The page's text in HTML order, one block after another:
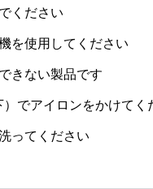
ください
を使用してください
きない製品です
でアイロンをかけてく
ってください